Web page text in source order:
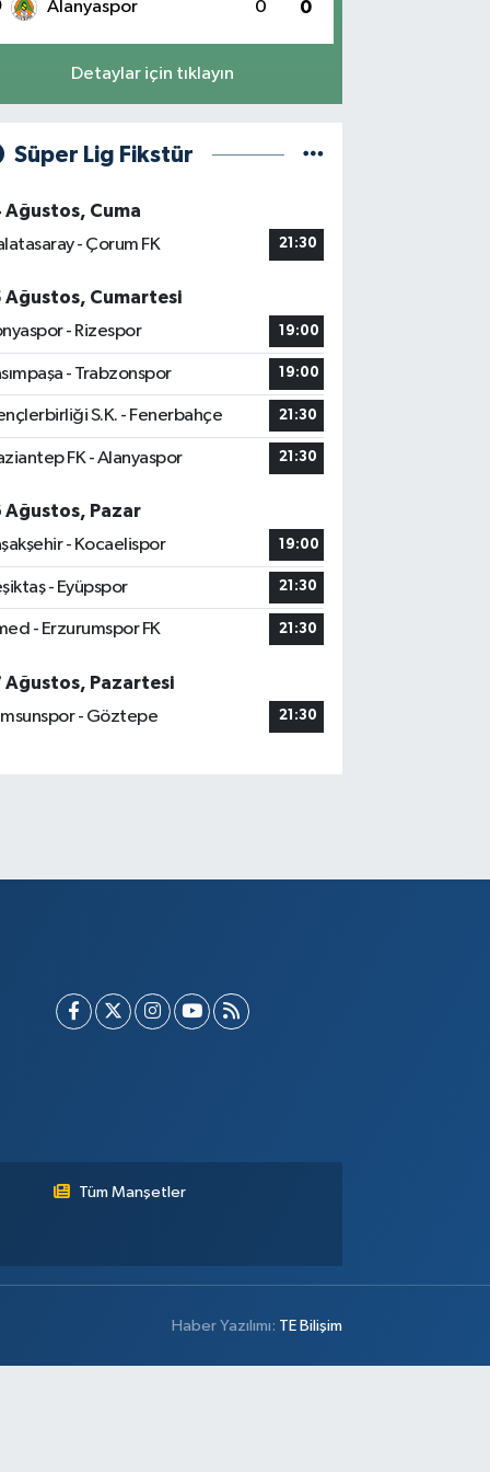
Alanyaspor 0 0
Detaylar için tıklayın
Süper Lig Fikstür
Ağustos, Cuma
- Çorum FK
21:30
Ağustos, Cumartesi
- Rizespor
19:00
- Trabzonspor 19:00
S.K. - Fenerbahçe 21:30
FK - Alanyaspor 21:30
Ağustos, Pazar
- Kocaelispor
19:00
- Eyüpspor 21:30
- Erzurumspor FK 21:30
Ağustos, Pazartesi
- Göztepe
21:30
Tüm Manşetler
Haber Yazılımı: TE Bilişim